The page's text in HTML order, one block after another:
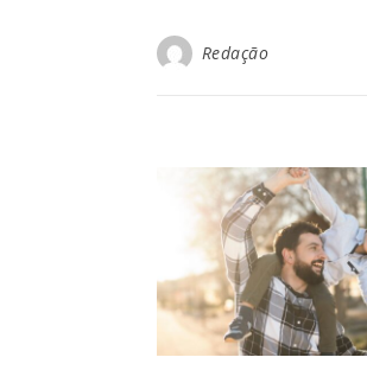
Redação